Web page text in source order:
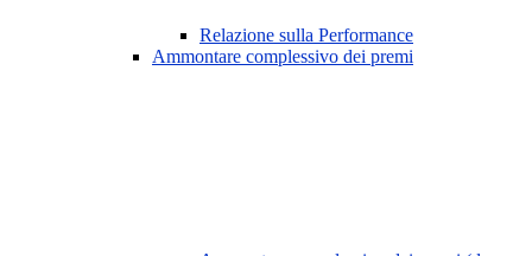
Relazione sulla Performance
Ammontare complessivo dei premi